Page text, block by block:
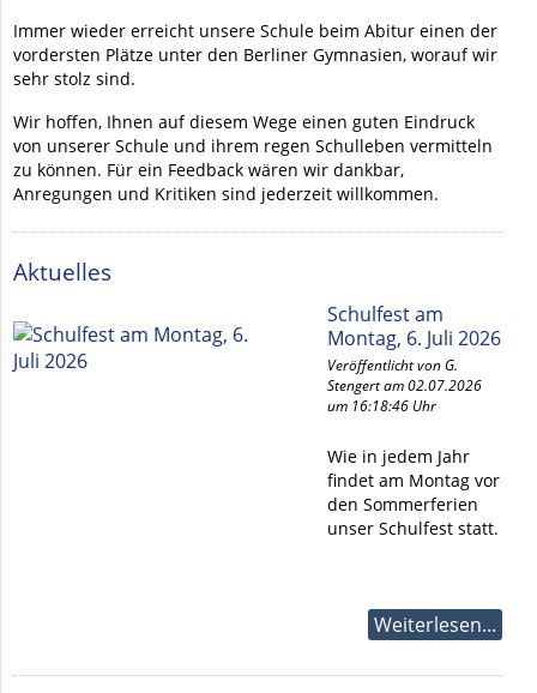
Immer wieder erreicht unsere Schule beim Abitur einen der
vordersten Plätze unter den Berliner Gymnasien, worauf wir
sehr stolz sind.
Wir hoffen, Ihnen auf diesem Wege einen guten Eindruck
von unserer Schule und ihrem regen Schulleben vermitteln
zu können. Für ein Feedback wären wir dankbar,
Anregungen und Kritiken sind jederzeit willkommen.
Aktuelles
Schulfest am
Montag, 6. Juli 2026
Veröffentlicht von G.
Stengert am 02.07.2026
um 16:18:46 Uhr
Wie in jedem Jahr
findet am Montag vor
den Sommerferien
unser Schulfest statt.
Weiterlesen...